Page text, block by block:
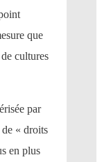
que
cultures
par
de « droits
en plus